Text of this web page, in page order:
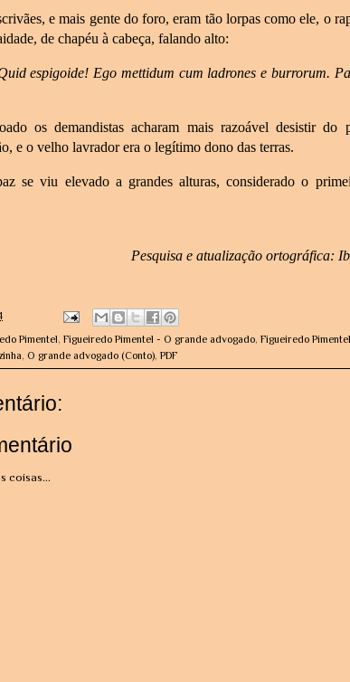
e mais gente do foro, eram tão lorpas como ele, o
de chapéu à cabeça, falando alto:
espigoide! Ego mettidum cum ladrones e burrorum.
os demandistas acharam mais razoável desistir do
e o velho lavrador era o legítimo dono das terras.
se viu elevado a grandes alturas, considerado o
Pesquisa e atualização ortográfica:
Pimentel, Figueiredo Pimentel - O grande advogado, Figueiredo
, O grande advogado (Conto), PDF
coisas...